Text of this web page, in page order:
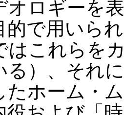
オロギーを
的で用いら
はこれらを
る）、それ
たホーム・